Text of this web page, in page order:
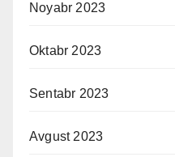
Noyabr 2023
Oktabr 2023
Sentabr 2023
Avgust 2023